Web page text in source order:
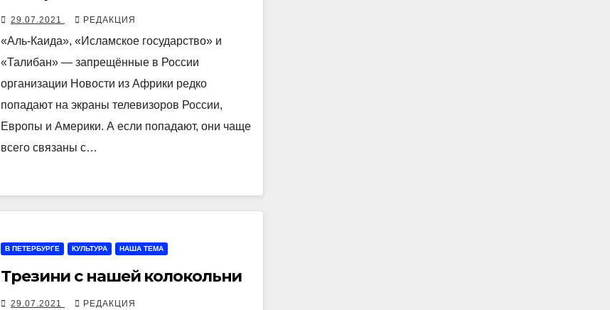
29.07.2021 РЕДАКЦИЯ
«Аль-Каида», «Исламское государство» и
«Талибан» — запрещённые в России
организации Новости из Африки редко
попадают на экраны телевизоров России,
Европы и Америки. А если попадают, они чаще
всего связаны с…
В ПЕТЕРБУРГЕ КУЛЬТУРА НАША ТЕМА
Трезини с нашей колокольни
29.07.2021 РЕДАКЦИЯ